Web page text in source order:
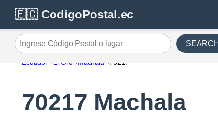
🇪🇨 CodigoPostal.ec
Ingrese Código Postal o lugar
Ecuador El Oro Machala 70217
70217 Machala